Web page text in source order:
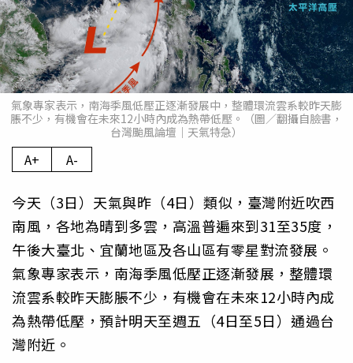
氣象專家表示，南海季風低壓正逐漸發展中，整體環流雲系較昨天膨
脹不少，有機會在未來12小時內成為熱帶低壓。（圖／翻攝自臉書，
台灣颱風論壇｜天氣特急）
A+ A-
今天（3日）天氣與昨（4日）類似，臺灣附近吹西
南風，各地為晴到多雲，高溫普遍來到31至35度，
午後大臺北、宜蘭地區及各山區有零星對流發展。
氣象專家表示，南海季風低壓正逐漸發展，整體環
流雲系較昨天膨脹不少，有機會在未來12小時內成
為熱帶低壓，預計明天至週五（4日至5日）通過台
灣附近。